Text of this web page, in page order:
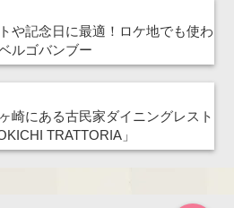
や記念日に最適！ロケ地でも使わ
ルゴバンブー
崎にある古民家ダイニングレスト
TRATTORIA」